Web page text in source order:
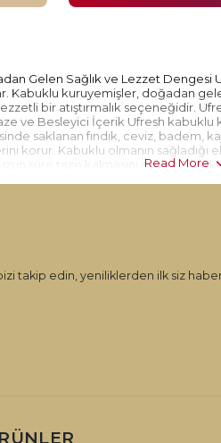
Gelen Sağlık ve Lezzet
Kabuklu kuruyemişler, doğadan
bir atıştırmalık seçeneğidir.
ve Besleyici İçerik Ufresh
saklanan fındık, ceviz, badem,
korur. Kabuklu olmanın sağladığı
süre taze kalmasını sağlar.
kuruyemişler kategorisinde sağlıklı,
Read More
takip edin, yeniliklerden ilk siz